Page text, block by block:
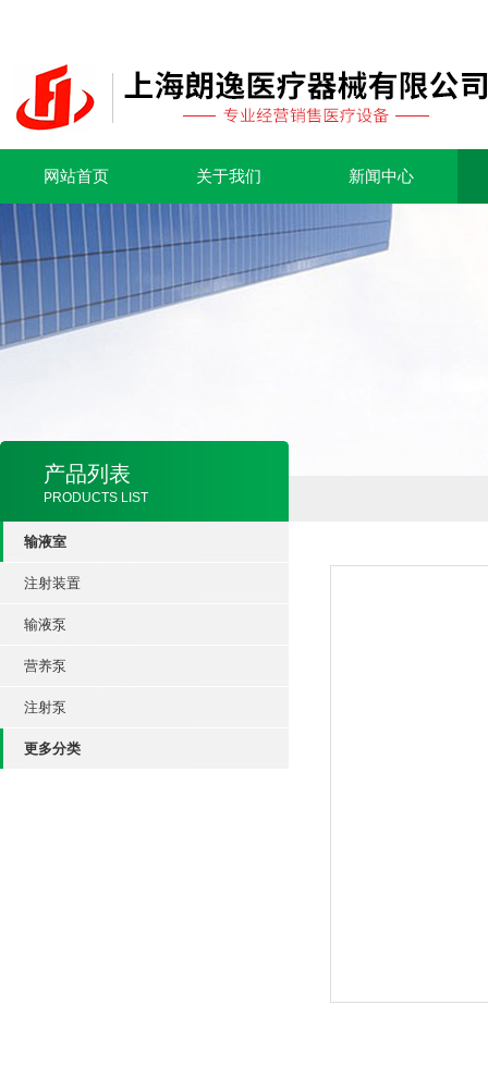
网站首页 关于我们 新闻中心
产品列表
PRODUCTS LIST
输液室
注射装置
输液泵
营养泵
注射泵
更多分类